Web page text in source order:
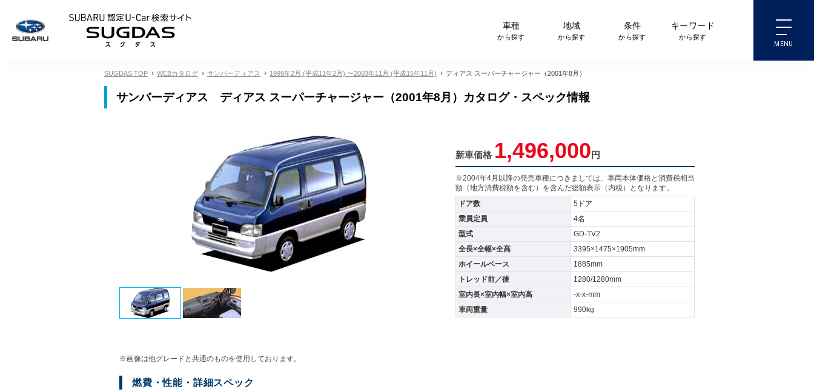
車種
から探す
地域
から探す
条件
から探す
キーワード
から探す
SUGDAS TOP WEBカタログ サンバーディアス 1999年2月 (平成11年2月) 〜2003年11月 (平成15年11月) ディアス スーパーチャージャー（2001年8月）
サンバーディアス ディアス スーパーチャージャー（2001年8月）カタログ・スペック情報
※画像は他グレードと共通のものを使用しております。
新車価格 1,496,000 円
※2004年4月以降の発売車種につきましては、車両本体価格と消費税相当
額（地方消費税額を含む）を含んだ総額表示（内税）となります。
ドア数
5ドア
乗員定員
4名
型式
GD-TV2
全長×全幅×全高
3395×1475×1905mm
ホイールベース
1885mm
トレッド前／後
1280/1280mm
室内長×室内幅×室内高
-x-x-mm
車両重量
990kg
燃費・性能・詳細スペック